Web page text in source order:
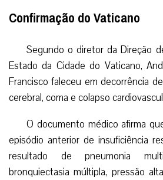
Confirmação do Vaticano
Segundo o diretor da Direção
Estado da Cidade do Vaticano,
Francisco faleceu em decorrência
cerebral, coma e colapso
O documento médico afirma
episódio anterior de insuficiência
resultado de pneumonia
bronquiectasia múltipla, pressão